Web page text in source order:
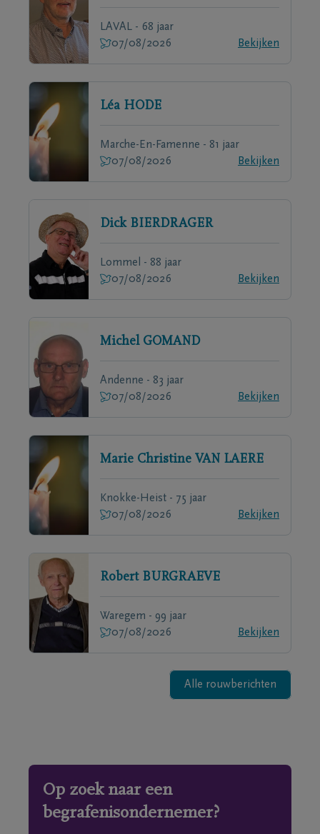
LAVAL - 68 jaar
07/08/2026
Bekijken
Léa HODE
Marche-En-Famenne - 81 jaar
07/08/2026
Bekijken
Dick BIERDRAGER
Lommel - 88 jaar
07/08/2026
Bekijken
Michel GOMAND
Andenne - 83 jaar
07/08/2026
Bekijken
Marie Christine VAN LAERE
Knokke-Heist - 75 jaar
07/08/2026
Bekijken
Robert BURGRAEVE
Waregem - 99 jaar
07/08/2026
Bekijken
Alle rouwberichten
Op zoek naar een
begrafenisondernemer?